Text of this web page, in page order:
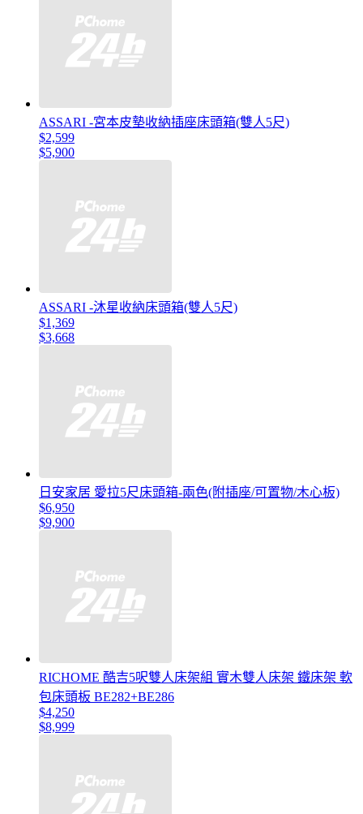
ASSARI -宮本皮墊收納插座床頭箱(雙人5尺)
$2,599
$5,900
ASSARI -沐星收納床頭箱(雙人5尺)
$1,369
$3,668
日安家居 愛拉5尺床頭箱-兩色(附插座/可置物/木心板)
$6,950
$9,900
RICHOME 酷吉5呎雙人床架組 實木雙人床架 鐵床架 軟
包床頭板 BE282+BE286
$4,250
$8,999